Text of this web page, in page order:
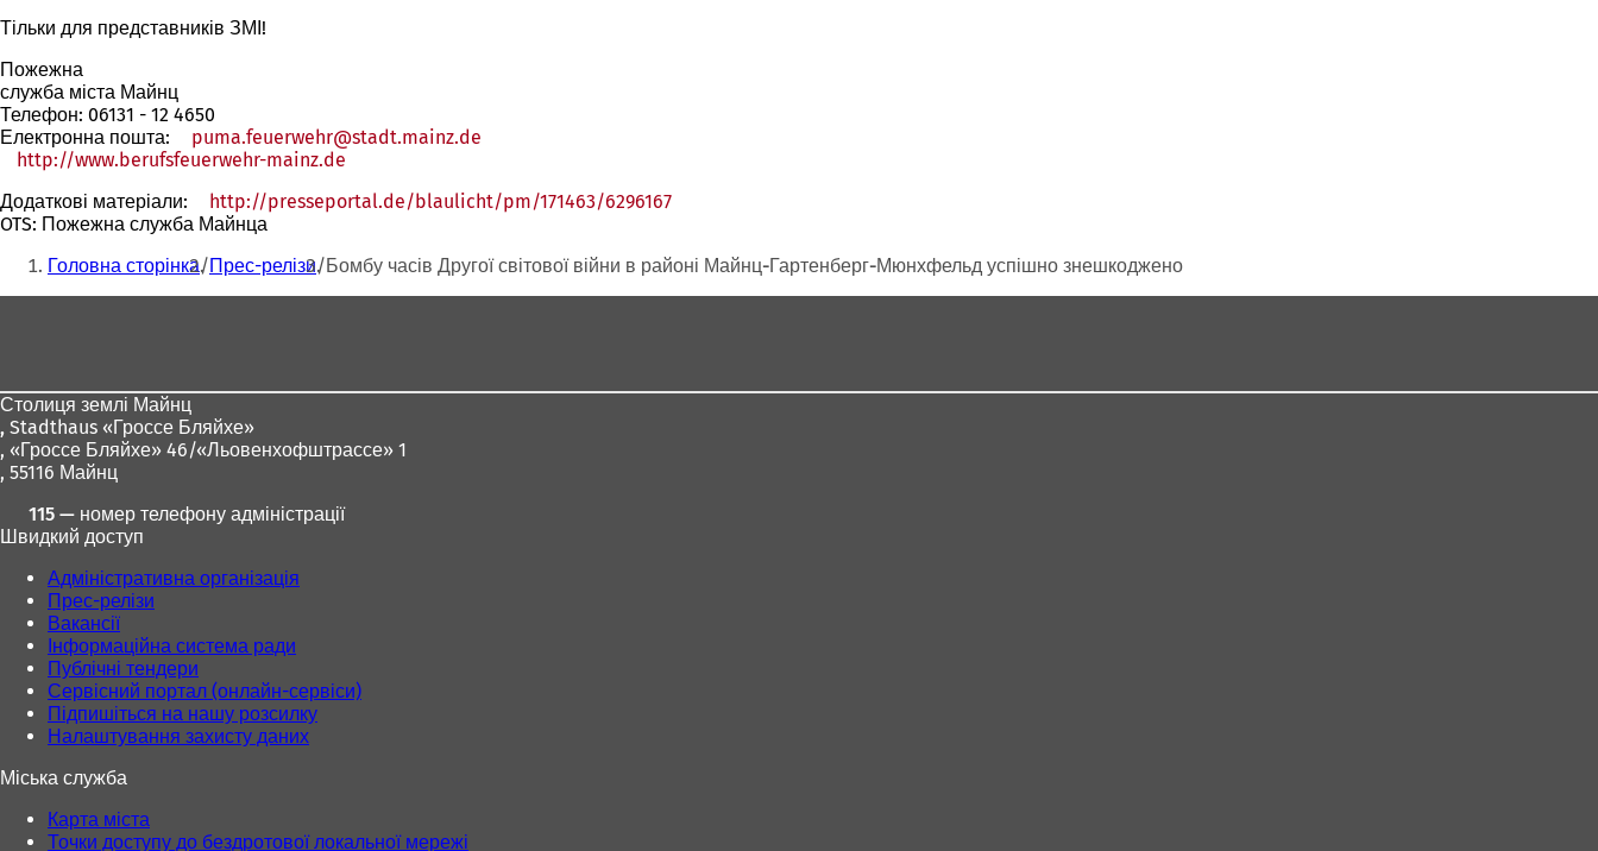
Тільки для представників ЗМІ!
Пожежна
служба міста Майнц
Телефон: 06131 - 12 4650
Електронна пошта:
puma.feuerwehr stadt.mainz de
http://www.berufsfeuerwehr-mainz.de
новій
Додаткові матеріали: http://presseportal.de/blaulicht/pm/171463/6296167
вкладці)
OTS: Пожежна служба Майнца
Ти
тут:
Головна сторінка Прес-релізи Бомбу часів Другої світової війни в районі Майнц-Гартенберг-Мюнхфельд успішно знешкоджено
Столиця землі Майнц
, Stadthaus «Гроссе Бляйхе»
, «Гроссе Бляйхе» 46/«Льовенхофштрассе» 1
, 55116 Майнц
115 — номер телефону адміністрації
Швидкий доступ
Адміністративна організація
Прес-релізи
Вакансії
Інформаційна система ради
Публічні тендери
Сервісний портал (онлайн-сервіси)
Підпишіться на нашу розсилку
Налаштування захисту даних
Міська служба
Карта міста
Точки доступу до бездротової локальної мережі